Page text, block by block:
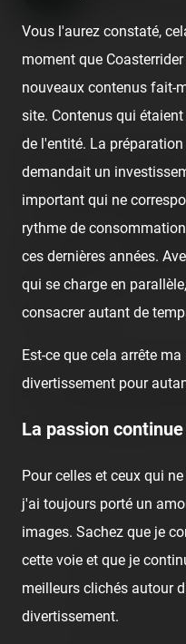
Le 02 juin 2007, pendant
première des Toon
Crush, était diffusée sur
« La vie d'ici » (pour l'Ile-
spéciale parcs
Maman d'avoir fait
documentaire !
Au programme de cette
même, visites des plus
France allant d'Astérix à
👍 Like 😍 Love
Vous l'aurez constaté,
moment que
nouveaux contenus fait-
site. Contenus qui
de l'entité. La
demandait un
important qui ne
rythme de
ces dernières années.
qui se charge en
consacrer autant de
Est-ce que cela arrête
divertissement pour
La passion continue
Pour celles et ceux qui
j'ai toujours porté un
images. Sachez que je
cette voie et que je
meilleurs clichés autour
divertissement.